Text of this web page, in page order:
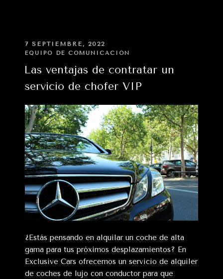
de
coche
de
gama
chofer»
PUBLICADO
EN
7 SEPTIEMBRE, 2022
EQUIPO DE COMUNICACIÓN
Las ventajas de contratar un
servicio de chofer VIP
¿Estás pensando en alquilar un coche de alta
gama para tus próximos desplazamientos? En
Exclusive Cars ofrecemos un servicio de alquiler
de coches de lujo con conductor para que